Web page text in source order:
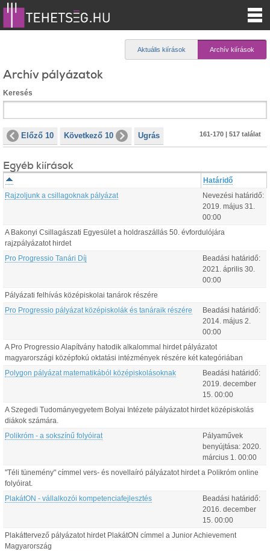
Aktuális kiírások Archív kiírások
Archív pályázatok
Keresés
Előző 10 Következő 10 Ugrás 161-170 | 517 találat
Egyéb kiírások
Határidő
Rajzoljunk a csillagoknak pályázat
Nevezési határidő:
2019. május 31
00:00
A Bakonyi Csillagászati Egyesület a holdraszállás 50. évfordulójára
rajzpályázatot hirdet
Pro Progressio Tanári Díj
Beadási határidő:
2021.
április 30
00:00
Pályázati felhívás középiskolai tanárok részére
Pro Progressio pályázat középiskolák és tanáraik részére
Beadási határidő:
2014. május 2
00:00
A Pro Progressio Alapítvány hatodik alkalommal hirdet pályázatot
magyarországi középfokú oktatási intézmények részére két kategóriában
Polygon pályázat matematikából középiskolásoknak
Beadási határidő:
2019. december
15 00:00
A Szegedi Tudományegyetem Bolyai Intézete pályázatot hirdet középiskolás
diákok számára.
Polikróm - a sokszínű folyóirat
Pályaművek
benyújtása: 2020.
március 1 00:00
"Téli tünemény" címmel vers- és novellaíró pályázatot hirdet a Polikróm online
folyóirat.
PlakátON - vállalkozói kompetenciafejlesztés
Beadási határidő:
2016. december
15 00:00
Plakáttervező pályázatot hirdet PlakátON címmel a Junior Achievement
Magyarország